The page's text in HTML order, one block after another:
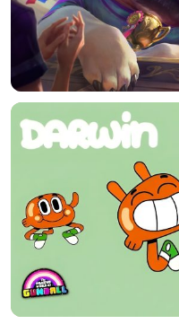
选择图片
标题
标签 (逗号分隔)